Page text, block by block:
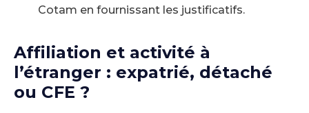
Cotam en fournissant les justificatifs.
Affiliation et activité à
l’étranger : expatrié, détaché
ou CFE ?